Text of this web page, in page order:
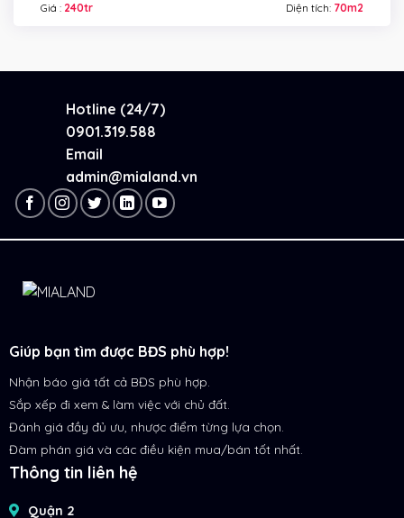
Giá : 240tr Diện tích: 70m2
Hotline (24/7)
0901.319.588
Email
admin@mialand.vn
Giúp bạn tìm được BĐS phù hợp!
Nhận báo giá tất cả BĐS phù hợp.
Sắp xếp đi xem & làm việc với chủ đất.
Đánh giá đầy đủ ưu, nhược điểm từng lựa chọn.
Đàm phán giá và các điều kiện mua/bán tốt nhất.
Thông tin liên hệ
Quận 2